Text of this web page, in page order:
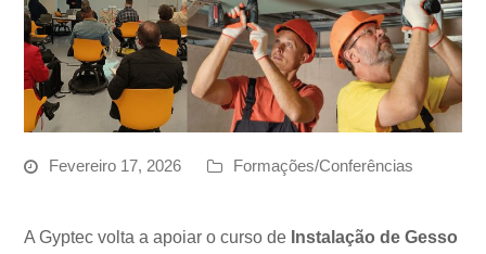
Fevereiro 17, 2026 Formações/Conferências
A Gyptec volta a apoiar o curso de Instalação de Gesso